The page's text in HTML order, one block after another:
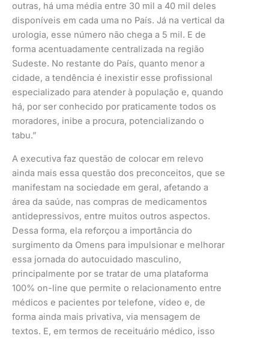
outras, há uma média entre 30 mil a 40 mil deles
disponíveis em cada uma no País. Já na vertical da
urologia, esse número não chega a 5 mil. E de
forma acentuadamente centralizada na região
Sudeste. No restante do País, quanto menor a
cidade, a tendência é inexistir esse profissional
especializado para atender à população e, quando
há, por ser conhecido por praticamente todos os
moradores, inibe a procura, potencializando o
tabu.”
A executiva faz questão de colocar em relevo
ainda mais essa questão dos preconceitos, que se
manifestam na sociedade em geral, afetando a
área da saúde, nas compras de medicamentos
antidepressivos, entre muitos outros aspectos.
Dessa forma, ela reforçou a importância do
surgimento da Omens para impulsionar e melhorar
essa jornada do autocuidado masculino,
principalmente por se tratar de uma plataforma
100% on-line que permite o relacionamento entre
médicos e pacientes por telefone, vídeo e, de
forma ainda mais privativa, via mensagem de
textos. E, em termos de receituário médico, isso